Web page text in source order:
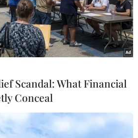
"mất bò mới lo làm
Scandal: What Financial
Conceal